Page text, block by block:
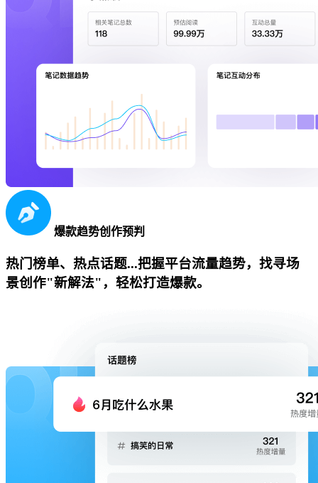
爆款趋势创作预判
热门榜单、热点话题...把握平台流量趋势，找寻场
景创作"新解法"，轻松打造爆款。